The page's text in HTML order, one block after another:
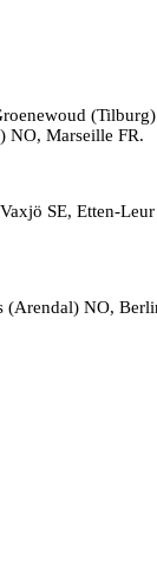
NO, Marseille FR.
SE, Etten-
NO,